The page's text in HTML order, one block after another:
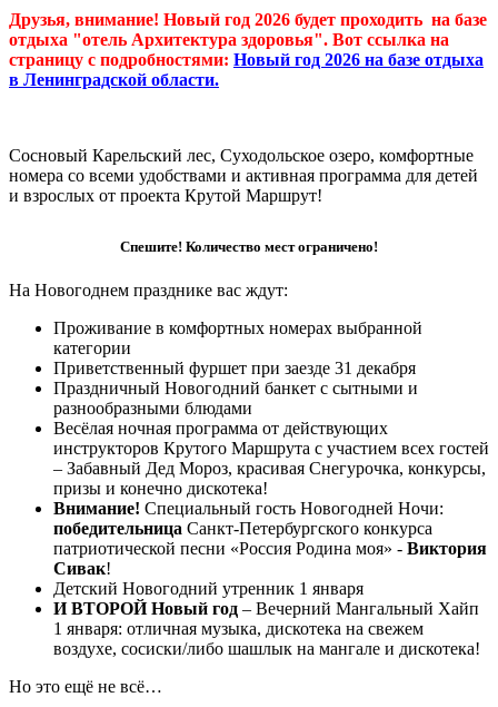
Друзья, внимание! Новый год 2026 будет проходить на базе
отдыха "отель Архитектура здоровья". Вот ссылка на
страницу с подробностями: Новый год 2026 на базе отдыха
в Ленинградской области.
Сосновый Карельский лес, Суходольское озеро, комфортные
номера со всеми удобствами и активная программа для детей
и взрослых от проекта Крутой Маршрут!
Спешите! Количество мест ограничено!
На Новогоднем празднике вас ждут:
Проживание в комфортных номерах выбранной
категории
Приветственный фуршет при заезде 31 декабря
Праздничный Новогодний банкет с сытными и
разнообразными блюдами
Весёлая ночная программа от действующих
инструкторов Крутого Маршрута с участием всех гостей
– Забавный Дед Мороз, красивая Снегурочка, конкурсы,
призы и конечно дискотека!
Внимание! Специальный гость Новогодней Ночи:
победительница Санкт-Петербургского конкурса
патриотической песни «Россия Родина моя» - Виктория
Сивак!
Детский Новогодний утренник 1 января
И ВТОРОЙ Новый год – Вечерний Мангальный Хайп
1 января: отличная музыка, дискотека на свежем
воздухе, сосиски/либо шашлык на мангале и дискотека!
Но это ещё не всё…